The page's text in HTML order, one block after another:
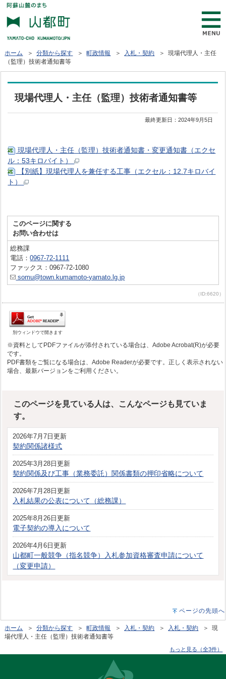
ホーム ＞分類から探す ＞町政情報 ＞ 入札・契約 ＞ 現場代理人・主任
（監理）技術者通知書等
現場代理人・主任（監理）技術者通知書等
最終更新日：2024年9月5日
現場代理人・主任（監理）技術者通知書・変更通知書（エクセ
ル：53キロバイト）
【別紙】現場代理人を兼任する工事（エクセル：12.7キロバイ
ト）
このページに関する
お問い合わせは
総務課
電話：0967-72-1111
ファックス：0967-72-1080
somu@town.kumamoto-yamato.lg.jp
（ID:6620）
別ウィンドウで開きます
※資料としてPDFファイルが添付されている場合は、Adobe Acrobat(R)が必要
です。
PDF書類をご覧になる場合は、Adobe Readerが必要です。正しく表示されない
場合、最新バージョンをご利用ください。
このページを見ている人は、こんなページも見ていま
す。
2026年7月7日更新
契約関係諸様式
2025年3月28日更新
契約関係及び工事（業務委託）関係書類の押印省略について
2026年7月28日更新
入札結果の公表について（総務課）
2025年8月26日更新
電子契約の導入について
2026年4月6日更新
山都町一般競争（指名競争）入札参加資格審査申請について
（変更申請）
ページの先頭へ
ホーム ＞分類から探す ＞町政情報 ＞ 入札・契約 ＞ 入札・契約 ＞ 現
場代理人・主任（監理）技術者通知書等
もっと見る（全3件）